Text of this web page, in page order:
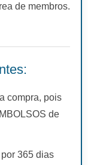
de membros.
compra, pois
de
365 dias